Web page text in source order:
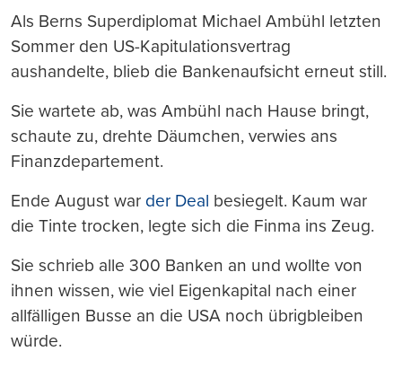
Als Berns Superdiplomat Michael Ambühl letzten
Sommer den US-Kapitulationsvertrag
aushandelte, blieb die Bankenaufsicht erneut still.
Sie wartete ab, was Ambühl nach Hause bringt,
schaute zu, drehte Däumchen, verwies ans
Finanzdepartement.
Ende August war der Deal besiegelt. Kaum war
die Tinte trocken, legte sich die Finma ins Zeug.
Sie schrieb alle 300 Banken an und wollte von
ihnen wissen, wie viel Eigenkapital nach einer
allfälligen Busse an die USA noch übrigbleiben
würde.